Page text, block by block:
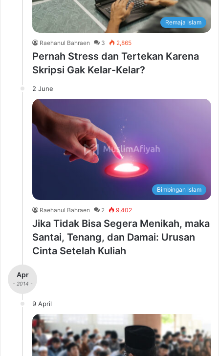
Remaja Islam
Raehanul Bahraen 3 2,865
Pernah Stress dan Tertekan Karena
Skripsi Gak Kelar-Kelar?
2 June
Bimbingan Islam
Raehanul Bahraen 2 9,402
Jika Tidak Bisa Segera Menikah, maka
Santai, Tenang, dan Damai: Urusan
Cinta Setelah Kuliah
Apr
- 2014 -
9 April